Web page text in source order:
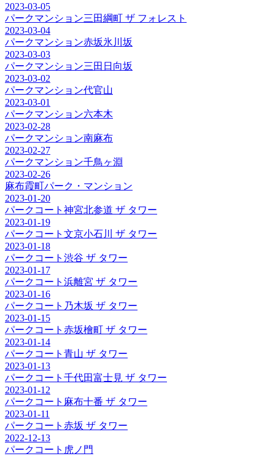
2023-03-05
パークマンション三田綱町 ザ フォレスト
2023-03-04
パークマンション赤坂氷川坂
2023-03-03
パークマンション三田日向坂
2023-03-02
パークマンション代官山
2023-03-01
パークマンション六本木
2023-02-28
パークマンション南麻布
2023-02-27
パークマンション千鳥ヶ淵
2023-02-26
麻布霞町パーク・マンション
2023-01-20
パークコート神宮北参道 ザ タワー
2023-01-19
パークコート文京小石川 ザ タワー
2023-01-18
パークコート渋谷 ザ タワー
2023-01-17
パークコート浜離宮 ザ タワー
2023-01-16
パークコート乃木坂 ザ タワー
2023-01-15
パークコート赤坂檜町 ザ タワー
2023-01-14
パークコート青山 ザ タワー
2023-01-13
パークコート千代田富士見 ザ タワー
2023-01-12
パークコート麻布十番 ザ タワー
2023-01-11
パークコート赤坂 ザ タワー
2022-12-13
パークコート虎ノ門